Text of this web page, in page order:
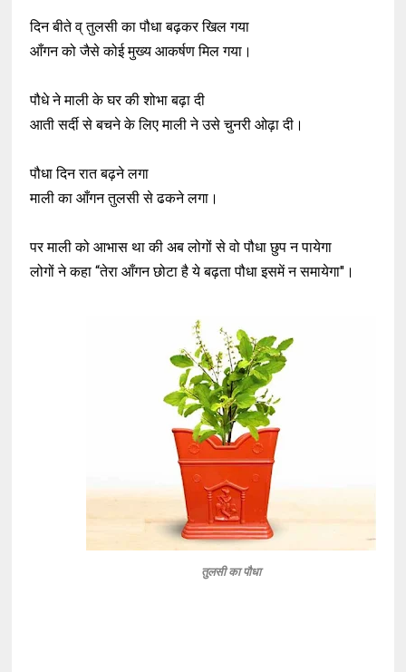
दिन बीते व् तुलसी का पौधा बढ़कर खिल गया
आँगन को जैसे कोई मुख्य आकर्षण मिल गया।
पौधे ने माली के घर की शोभा बढ़ा दी
आती सर्दी से बचने के लिए माली ने उसे चुनरी ओढ़ा दी।
पौधा दिन रात बढ़ने लगा
माली का आँगन तुलसी से ढकने लगा।
पर माली को आभास था की अब लोगों से वो पौधा छुप न पायेगा
लोगों ने कहा “तेरा आँगन छोटा है ये बढ़ता पौधा इसमें न समायेगा"।
तुलसी का पौधा